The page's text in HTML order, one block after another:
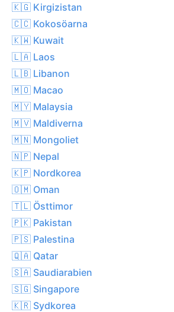
🇰🇬 Kirgizistan
🇨🇨 Kokosöarna
🇰🇼 Kuwait
🇱🇦 Laos
🇱🇧 Libanon
🇲🇴 Macao
🇲🇾 Malaysia
🇲🇻 Maldiverna
🇲🇳 Mongoliet
🇳🇵 Nepal
🇰🇵 Nordkorea
🇴🇲 Oman
🇹🇱 Östtimor
🇵🇰 Pakistan
🇵🇸 Palestina
🇶🇦 Qatar
🇸🇦 Saudiarabien
🇸🇬 Singapore
🇰🇷 Sydkorea